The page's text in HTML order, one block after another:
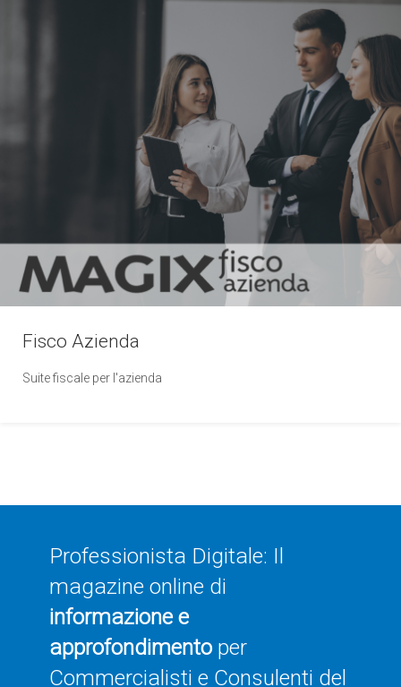
Fisco Azienda
Suite fiscale per l'azienda
Professionista Digitale: Il
magazine online di
informazione e
approfondimentoper
Commercialisti e Consulenti del